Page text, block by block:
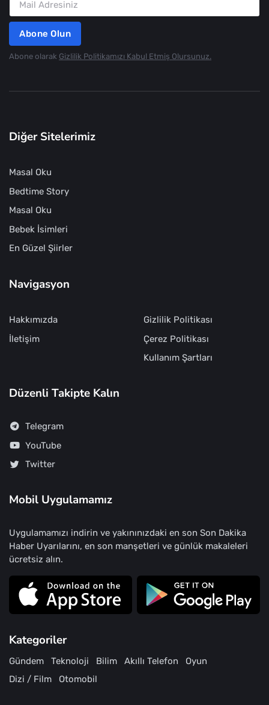
Abone Olun
Abone olarak Gizlilik Politikamızı Kabul Etmiş Olursunuz.
Diğer Sitelerimiz
Masal Oku
Bedtime Story
Masal Oku
Bebek İsimleri
En Güzel Şiirler
Navigasyon
Hakkımızda
İletişim
Gizlilik Politikası
Çerez Politikası
Kullanım Şartları
Düzenli Takipte Kalın
Telegram
YouTube
Twitter
Mobil Uygulamamız
Uygulamamızı indirin ve yakınınızdaki en son Son Dakika
Haber Uyarılarını, en son manşetleri ve günlük makaleleri
ücretsiz alın.
Kategoriler
Gündem Teknoloji Bilim Akıllı Telefon
Oyun
Dizi / Film
Otomobil